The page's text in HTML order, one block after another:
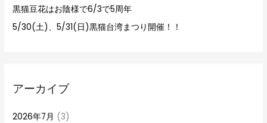
黒猫豆花はお陰様で6/3で5周年
5/30(土)、5/31(日)黒猫台湾まつり開催！！
アーカイブ
2026年7月 (3)